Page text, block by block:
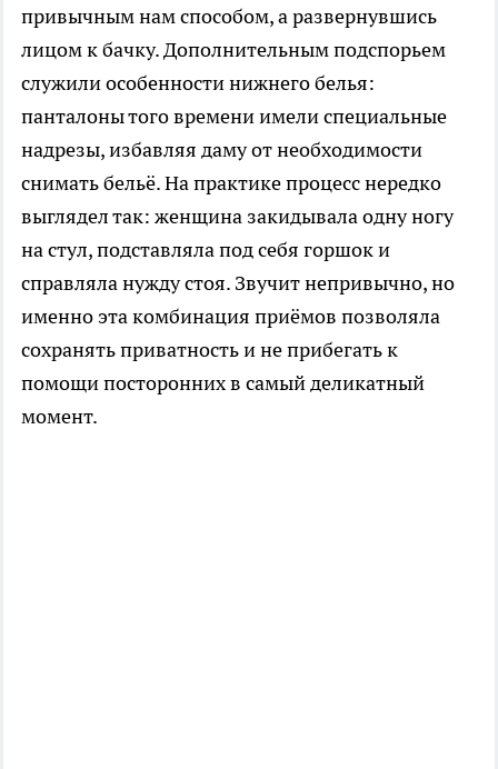
привычным нам способом, а развернувшись
лицом к бачку. Дополнительным подспорьем
служили особенности нижнего белья:
панталоны того времени имели специальные
надрезы, избавляя даму от необходимости
снимать бельё. На практике процесс нередко
выглядел так: женщина закидывала одну ногу
на стул, подставляла под себя горшок и
справляла нужду стоя. Звучит непривычно, но
именно эта комбинация приёмов позволяла
сохранять приватность и не прибегать к
помощи посторонних в самый деликатный
момент.